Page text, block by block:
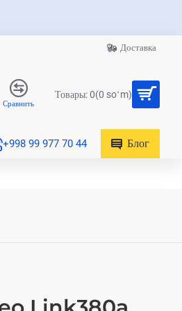
Доставка
Сравнить
Товары: 0(0 soʻm)
+998 99 977 70 44 Блог